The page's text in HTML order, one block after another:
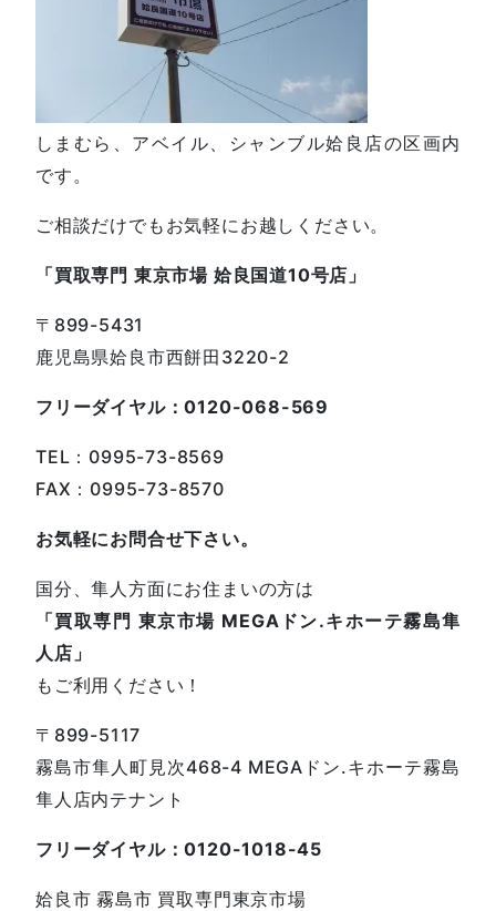
しまむら、アベイル、シャンブル姶良店の区画内
です。
ご相談だけでもお気軽にお越しください。
「買取専門 東京市場 姶良国道10号店」
〒899-5431
鹿児島県姶良市西餅田3220-2
フリーダイヤル：0120-068-569
TEL：0995-73-8569
FAX：0995-73-8570
お気軽にお問合せ下さい。
国分、隼人方面にお住まいの方は
「買取専門 東京市場 MEGAドン.キホーテ霧島隼
人店」
もご利用ください！
〒899-5117
霧島市隼人町見次468-4 MEGAドン.キホーテ霧島
隼人店内テナント
フリーダイヤル：0120-1018-45
姶良市 霧島市 買取専門東京市場